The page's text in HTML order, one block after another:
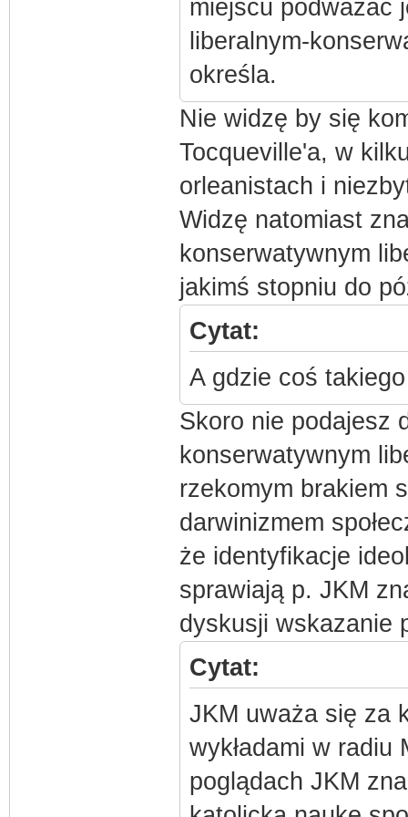
miejscu podważać
liberalnym-
określa.
Nie widzę by się
Tocqueville'a, w
orleanistach i
Widzę natomiast
konserwatywnym
jakimś stopniu do
Cytat:
A gdzie coś
Skoro nie podajesz
konserwatywnym
rzekomym brakiem
darwinizmem
że identyfikacje
sprawiają p. JKM
dyskusji wskazanie
Cytat:
JKM uważa się za
wykładami w radiu
poglądach JKM